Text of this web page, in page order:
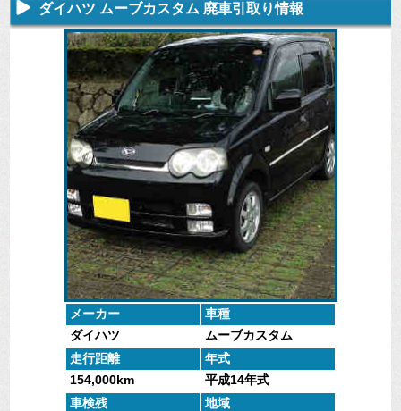
不要になった
車の廃車手続
きを行いま
す。
専門スタッフ
がしっかりと
査定いたしま
す。
廃車全般に関
するよくある
質問
にお答えしま
す。
廃車で引取っ
た車や下取で
買取った車の
実績データ
ダイハツ ムーブカスタム 廃車引取り情報
メーカー
車種
ダイハツ
ムーブカスタム
走行距離
年式
154,000km
平成14年式
車検残
地域